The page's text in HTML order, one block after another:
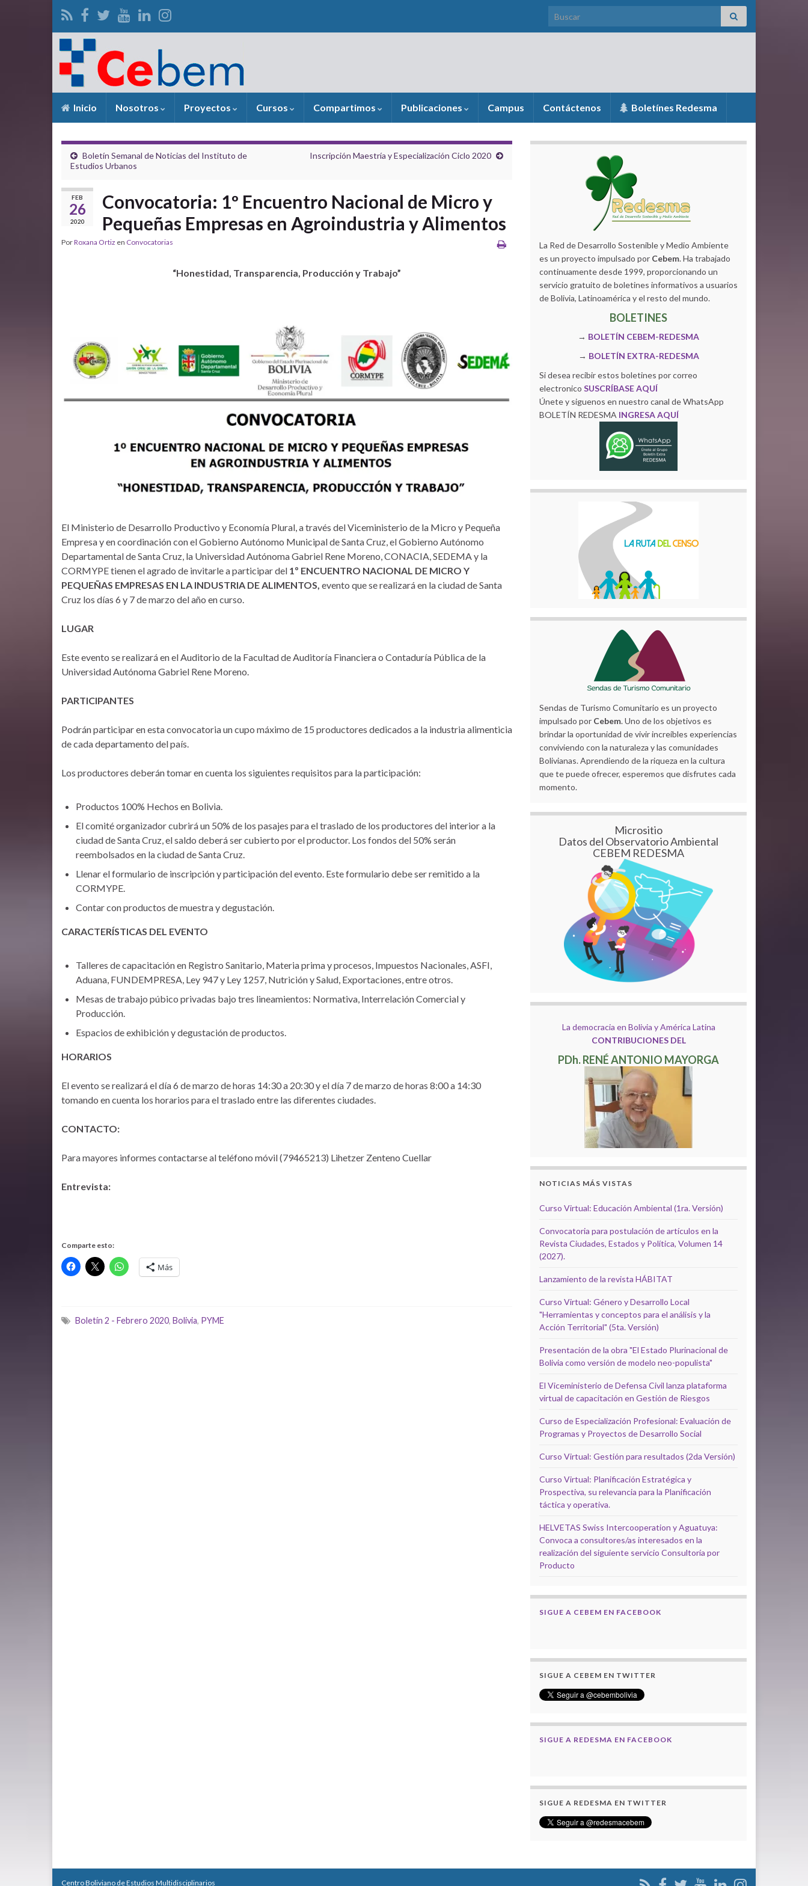
Search for:
Inicio Nosotros Proyectos Cursos Compartimos Publicaciones Campus Contáctenos Boletínes Redesma
Boletín Semanal de Noticias del Instituto de
Estudios Urbanos
Inscripción Maestría y Especialización Ciclo 2020
FEB
26
2020
Convocatoria: 1º Encuentro Nacional de Micro y
Pequeñas Empresas en Agroindustria y Alimentos
PorRoxana Ortiz en Convocatorias
“Honestidad, Transparencia, Producción y Trabajo”
El Ministerio de Desarrollo Productivo y Economía Plural, a través del Viceministerio de la Micro y Pequeña
Empresa y en coordinación con el Gobierno Autónomo Municipal de Santa Cruz, el Gobierno Autónomo
Departamental de Santa Cruz, la Universidad Autónoma Gabriel Rene Moreno, CONACIA, SEDEMA y la
CORMYPE tienen el agrado de invitarle a participar del 1º ENCUENTRO NACIONAL DE MICRO Y
PEQUEÑAS EMPRESAS EN LA INDUSTRIA DE ALIMENTOS, evento que se realizará en la ciudad de Santa
Cruz los días 6 y 7 de marzo del año en curso.
LUGAR
Este evento se realizará en el Auditorio de la Facultad de Auditoría Financiera o Contaduría Pública de la
Universidad Autónoma Gabriel Rene Moreno.
PARTICIPANTES
Podrán participar en esta convocatoria un cupo máximo de 15 productores dedicados a la industria alimenticia
de cada departamento del país.
Los productores deberán tomar en cuenta los siguientes requisitos para la participación:
Productos 100% Hechos en Bolivia.
El comité organizador cubrirá un 50% de los pasajes para el traslado de los productores del interior a la
ciudad de Santa Cruz, el saldo deberá ser cubierto por el productor. Los fondos del 50% serán
reembolsados en la ciudad de Santa Cruz.
Llenar el formulario de inscripción y participación del evento. Este formulario debe ser remitido a la
CORMYPE.
Contar con productos de muestra y degustación.
CARACTERÍSTICAS DEL EVENTO
Talleres de capacitación en Registro Sanitario, Materia prima y procesos, Impuestos Nacionales, ASFI,
Aduana, FUNDEMPRESA, Ley 947 y Ley 1257, Nutrición y Salud, Exportaciones, entre otros.
Mesas de trabajo púbico privadas bajo tres lineamientos: Normativa, Interrelación Comercial y
Producción.
Espacios de exhibición y degustación de productos.
HORARIOS
El evento se realizará el día 6 de marzo de horas 14:30 a 20:30 y el día 7 de marzo de horas 8:00 a 14:30
tomando en cuenta los horarios para el traslado entre las diferentes ciudades.
CONTACTO:
Para mayores informes contactarse al teléfono móvil (79465213) Lihetzer Zenteno Cuellar
Entrevista:
Comparte esto:
Más
Boletín 2 - Febrero 2020, Bolivia, PYME
La Red de Desarrollo Sostenible y Medio Ambiente
es un proyecto impulsado por Cebem. Ha trabajado
continuamente desde 1999, proporcionando un
servicio gratuito de boletines informativos a usuarios
de Bolivia, Latinoamérica y el resto del mundo.
BOLETINES
→ BOLETÍN CEBEM-REDESMA
→ BOLETÍN EXTRA-REDESMA
Si desea recibir estos boletines por correo
electronico SUSCRÍBASE AQUÍ
Únete y siguenos en nuestro canal de WhatsApp
BOLETÍN REDESMA INGRESA AQUÍ
Sendas de Turismo Comunitario es un proyecto
impulsado por Cebem. Uno de los objetivos es
brindar la oportunidad de vivir increíbles experiencias
conviviendo con la naturaleza y las comunidades
Bolivianas. Aprendiendo de la riqueza en la cultura
que te puede ofrecer, esperemos que disfrutes cada
momento.
Micrositio
Datos del Observatorio Ambiental
CEBEM REDESMA
La democracia en Bolivia y América Latina
CONTRIBUCIONES DEL
PDh. RENÉ ANTONIO MAYORGA
NOTICIAS MÁS VISTAS
Curso Virtual: Educación Ambiental (1ra. Versión)
Convocatoria para postulación de artículos en la
Revista Ciudades, Estados y Política, Volumen 14
(2027).
Lanzamiento de la revista HÁBITAT
Curso Virtual: Género y Desarrollo Local
"Herramientas y conceptos para el análisis y la
Acción Territorial" (5ta. Versión)
Presentación de la obra "El Estado Plurinacional de
Bolivia como versión de modelo neo-populista"
El Viceministerio de Defensa Civil lanza plataforma
virtual de capacitación en Gestión de Riesgos
Curso de Especialización Profesional: Evaluación de
Programas y Proyectos de Desarrollo Social
Curso Virtual: Gestión para resultados (2da Versión)
Curso Virtual: Planificación Estratégica y
Prospectiva, su relevancia para la Planificación
táctica y operativa.
HELVETAS Swiss Intercooperation y Aguatuya:
Convoca a consultores/as interesados en la
realización del siguiente servicio Consultoría por
Producto
SIGUE A CEBEM EN FACEBOOK
SIGUE A CEBEM EN TWITTER
SIGUE A REDESMA EN FACEBOOK
SIGUE A REDESMA EN TWITTER
Centro Boliviano de Estudios Multidisciplinarios